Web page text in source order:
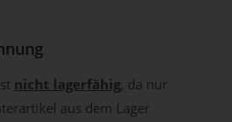
nicht lagerfähig, da nur
aus dem Lager